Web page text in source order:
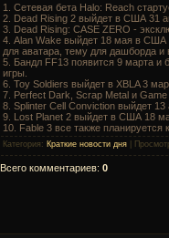
1. Сетевая бета Halo: Reach
2. Dead Rising 2 выйдет в США 31
3. Dead Rising: CASE ZERO -
4. Alan Wake выйдет 18 мая в США
для аватара, тему для дашборда и
5. Бандл FF13 появится 9 марта и
игры.
6. Toy Soldiers выйдет в XBLA 3
7. Perfect Dark, Scrap Metal и
8. Splinter Cell Conviction выйдет
9. Lost Planet 2 выйдет в США 18
10. Fable 3 все также планируется
Категория : Краткие новости дня
Всего комментариев: 0